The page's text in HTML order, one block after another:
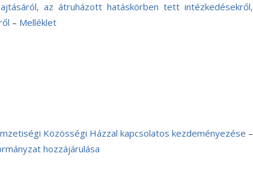
az átruházott hatáskörben tett intézkedésekről,
– Melléklet
Közösségi Házzal kapcsolatos kezdeményezése –
hozzájárulása